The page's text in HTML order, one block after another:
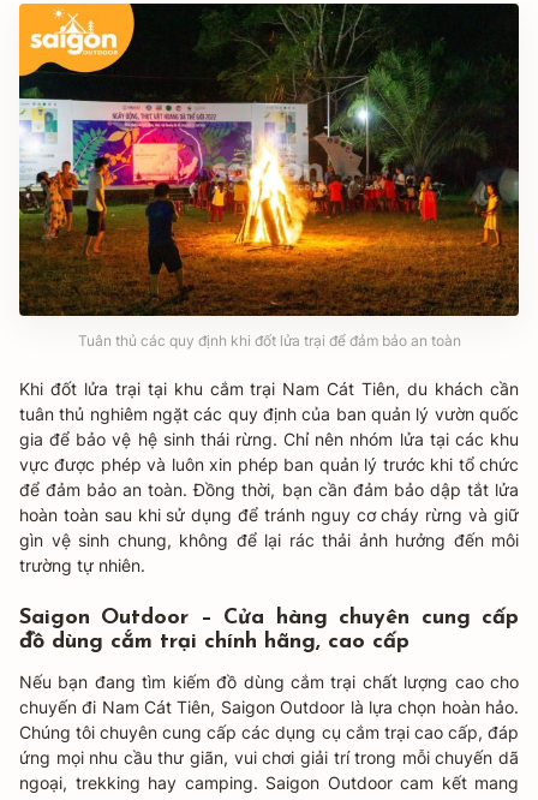
Tuân thủ các quy định khi đốt lửa trại để đảm bảo an toàn
Khi đốt lửa trại tại khu cắm trại Nam Cát Tiên, du khách cần
tuân thủ nghiêm ngặt các quy định của ban quản lý vườn quốc
gia để bảo vệ hệ sinh thái rừng. Chỉ nên nhóm lửa tại các khu
vực được phép và luôn xin phép ban quản lý trước khi tổ chức
để đảm bảo an toàn. Đồng thời, bạn cần đảm bảo dập tắt lửa
hoàn toàn sau khi sử dụng để tránh nguy cơ cháy rừng và giữ
gìn vệ sinh chung, không để lại rác thải ảnh hưởng đến môi
trường tự nhiên.
Saigon Outdoor – Cửa hàng chuyên cung cấp
đồ dùng cắm trại chính hãng, cao cấp
Nếu bạn đang tìm kiếm đồ dùng cắm trại chất lượng cao cho
chuyến đi Nam Cát Tiên, Saigon Outdoor là lựa chọn hoàn hảo.
Chúng tôi chuyên cung cấp các dụng cụ cắm trại cao cấp, đáp
ứng mọi nhu cầu thư giãn, vui chơi giải trí trong mỗi chuyến dã
ngoại, trekking hay camping. Saigon Outdoor cam kết mang